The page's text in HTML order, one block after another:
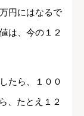
円にはなるで
は、今の１２
たら、１００
、たとえ１２